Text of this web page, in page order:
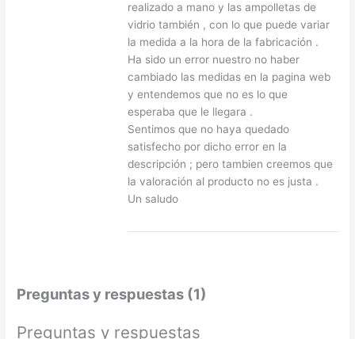
realizado a mano y las ampolletas de
vidrio también , con lo que puede variar
la medida a la hora de la fabricación .
Ha sido un error nuestro no haber
cambiado las medidas en la pagina web
y entendemos que no es lo que
esperaba que le llegara .
Sentimos que no haya quedado
satisfecho por dicho error en la
descripción ; pero tambien creemos que
la valoración al producto no es justa .
Un saludo
Preguntas y respuestas (1)
Preguntas y respuestas